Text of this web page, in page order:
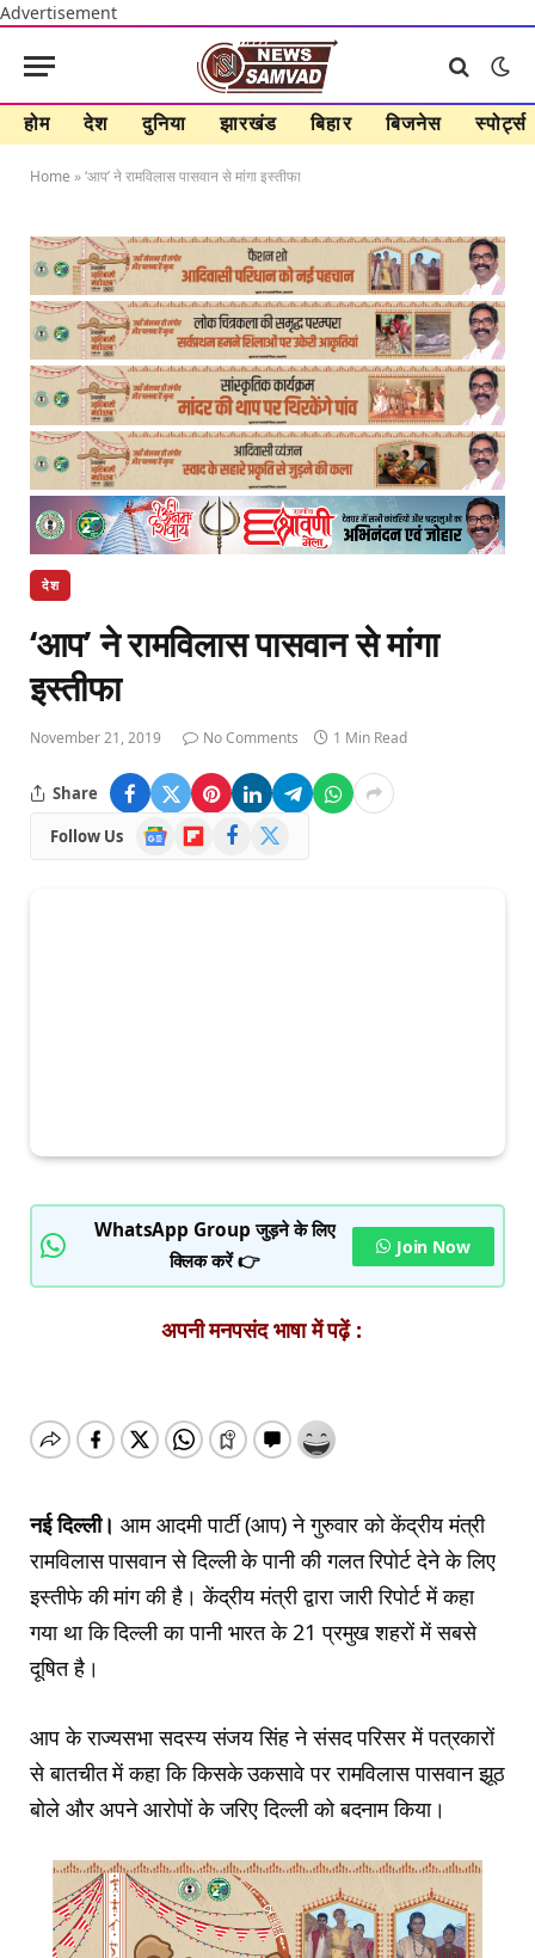
Advertisement
होम देश दुनिया झारखंड बिहार बिजनेस स्पोर्ट्स
Home »‘आप’ ने रामविलास पासवान से मांगा इस्तीफा
देश
‘आप’ ने रामविलास पासवान से मांगा
इस्तीफा
November 21, 2019 No Comments 1 Min Read
Share
Follow Us
Google
News
FlipboardFacebook
WhatsApp Group जुड़ने के लिए
क्लिक करें 👉
Join Now
अपनी मनपसंद भाषा में पढ़ें :
नई दिल्ली। आम आदमी पार्टी (आप) ने गुरुवार को केंद्रीय मंत्री
रामविलास पासवान से दिल्ली के पानी की गलत रिपोर्ट देने के लिए
इस्तीफे की मांग की है। केंद्रीय मंत्री द्वारा जारी रिपोर्ट में कहा
गया था कि दिल्ली का पानी भारत के 21 प्रमुख शहरों में सबसे
दूषित है।
आप के राज्यसभा सदस्य संजय सिंह ने संसद परिसर में पत्रकारों
से बातचीत में कहा कि किसके उकसावे पर रामविलास पासवान झूठ
बोले और अपने आरोपों के जरिए दिल्ली को बदनाम किया।